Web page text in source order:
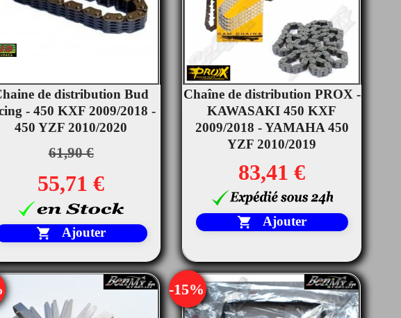
de distribution Bud
- 450 KXF 2009/2018 -
450 YZF 2010/2020
61,90 €
55,71 €
 Ajouter
Aperçu rapide
Chaîne de distribution PROX -
KAWASAKI 450 KXF
2009/2018 - YAMAHA 450
YZF 2010/2019
83,41 €
 Ajouter
Aperçu rapide
-15%